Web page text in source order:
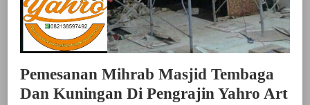
Pemesanan Mihrab Masjid Tembaga
Dan Kuningan Di Pengrajin Yahro Art